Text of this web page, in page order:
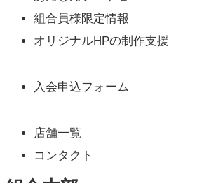
組合員様限定情報
オリジナルHPの制作支援
入会申込フォーム
店舗一覧
コンタクト